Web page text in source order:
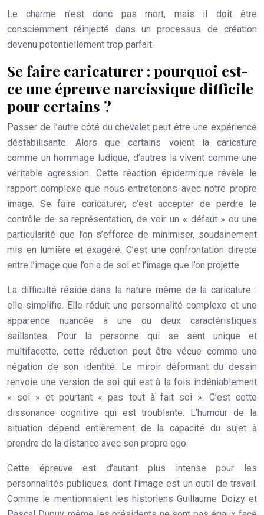
Le charme n’est donc pas mort, mais il doit être
consciemment réinjecté dans un processus de création
devenu potentiellement trop parfait.
Se faire caricaturer : pourquoi est-
ce une épreuve narcissique difficile
pour certains ?
Passer de l’autre côté du chevalet peut être une expérience
déstabilisante. Alors que certains voient la caricature
comme un hommage ludique, d’autres la vivent comme une
véritable agression. Cette réaction épidermique révèle le
rapport complexe que nous entretenons avec notre propre
image. Se faire caricaturer, c’est accepter de perdre le
contrôle de sa représentation, de voir un « défaut » ou une
particularité que l’on s’efforce de minimiser, soudainement
mis en lumière et exagéré. C’est une confrontation directe
entre l’image que l’on a de soi et l’image que l’on projette.
La difficulté réside dans la nature même de la caricature :
elle simplifie. Elle réduit une personnalité complexe et une
apparence nuancée à une ou deux caractéristiques
saillantes. Pour la personne qui se sent unique et
multifacette, cette réduction peut être vécue comme une
négation de son identité. Le miroir déformant du dessin
renvoie une version de soi qui est à la fois indéniablement
« soi » et pourtant « pas tout à fait soi ». C’est cette
dissonance cognitive qui est troublante. L’humour de la
situation dépend entièrement de la capacité du sujet à
prendre de la distance avec son propre ego.
Cette épreuve est d’autant plus intense pour les
personnalités publiques, dont l’image est un outil de travail.
Comme le mentionnaient les historiens Guillaume Doizy et